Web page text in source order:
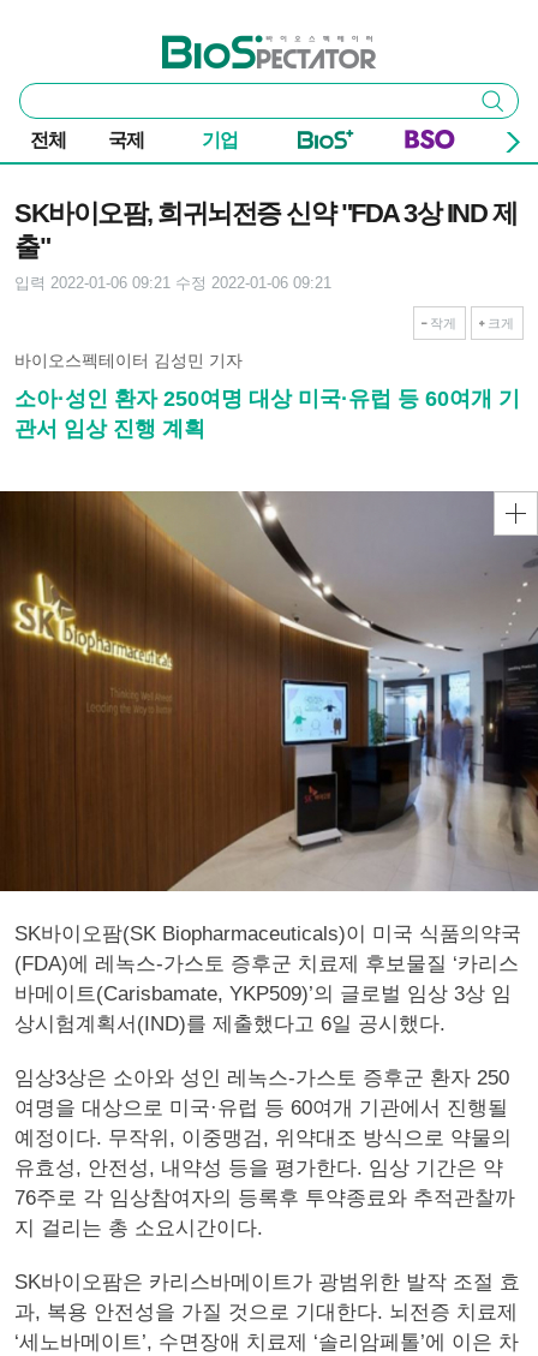
바이오스펙테이터
통
합
검
색
검색
전체 국제 기업
SK바이오팜, 희귀뇌전증 신약 "FDA 3상 IND 제
출"
입력 2022-01-06 09:21 수정 2022-01-06 09:21
작게 크게
바이오스펙테이터 김성민 기자
소아·성인 환자 250여명 대상 미국·유럽 등 60여개 기
관서 임상 진행 계획
SK바이오팜(SK Biopharmaceuticals)이 미국 식품의약국
(FDA)에 레녹스-가스토 증후군 치료제 후보물질 ‘카리스
바메이트(Carisbamate, YKP509)’의 글로벌 임상 3상 임
상시험계획서(IND)를 제출했다고 6일 공시했다.
임상3상은 소아와 성인 레녹스-가스토 증후군 환자 250
여명을 대상으로 미국·유럽 등 60여개 기관에서 진행될
예정이다. 무작위, 이중맹검, 위약대조 방식으로 약물의
유효성, 안전성, 내약성 등을 평가한다. 임상 기간은 약
76주로 각 임상참여자의 등록후 투약종료와 추적관찰까
지 걸리는 총 소요시간이다.
SK바이오팜은 카리스바메이트가 광범위한 발작 조절 효
과, 복용 안전성을 가질 것으로 기대한다. 뇌전증 치료제
‘세노바메이트’, 수면장애 치료제 ‘솔리암페톨’에 이은 차